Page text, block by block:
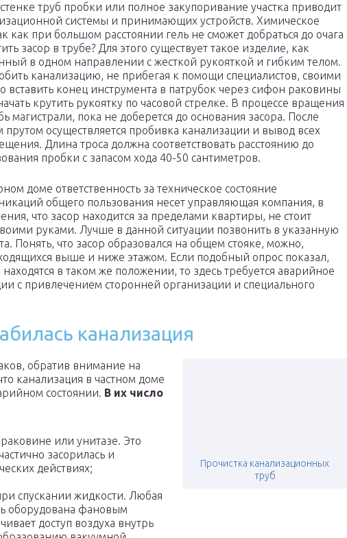
труб пробки или полное закупоривание участка приводит
системы и принимающих устройств. Химическое
как при большом расстоянии гель не сможет добраться до очага
засор в трубе? Для этого существует такое изделие, как
в одном направлении с жесткой рукояткой и гибким телом.
канализацию, не прибегая к помощи специалистов, своими
вставить конец инструмента в патрубок через сифон раковины
крутить рукоятку по часовой стрелке. В процессе вращения
магистрали, пока не доберется до основания засора. После
осуществляется пробивка канализации и вывод всех
Длина троса должна соответствовать расстоянию до
пробки с запасом хода 40-50 сантиметров.
доме ответственность за техническое состояние
общего пользования несет управляющая компания, в
что засор находится за пределами квартиры, не стоит
руками. Лучше в данной ситуации позвонить в указанную
Понять, что засор образовался на общем стояке, можно,
выше и ниже этажом. Если подобный опрос показал,
в таком же положении, то здесь требуется аварийное
с привлечением сторонней организации и специального
канализация
Прочистка канализационных
труб
обратив внимание на
канализация в частном доме
состоянии. В их число
или унитазе. Это
засорилась и
действиях;
спускании жидкости. Любая
оборудована фановым
доступ воздуха внутрь